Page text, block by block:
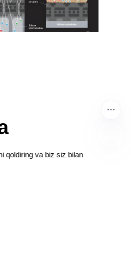
qoldiring va biz siz bilan